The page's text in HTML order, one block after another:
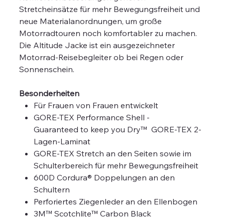
Stretcheinsätze für mehr Bewegungsfreiheit und
neue Materialanordnungen, um große
Motorradtouren noch komfortabler zu machen.
Die Altitude Jacke ist ein ausgezeichneter
Motorrad-Reisebegleiter ob bei Regen oder
Sonnenschein.
Besonderheiten
Für Frauen von Frauen entwickelt
GORE-TEX Performance Shell -
Guaranteed to keep you Dry™ GORE-TEX 2-
Lagen-Laminat
GORE-TEX Stretch an den Seiten sowie im
Schulterbereich für mehr Bewegungsfreiheit
600D Cordura® Doppelungen an den
Schultern
Perforiertes Ziegenleder an den Ellenbogen
3M™ Scotchlite™ Carbon Black